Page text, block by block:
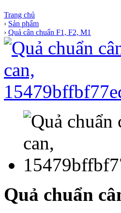
Trang chủ
› Sản phẩm
› Quả cân chuẩn F1, F2, M1
Quả chuẩn